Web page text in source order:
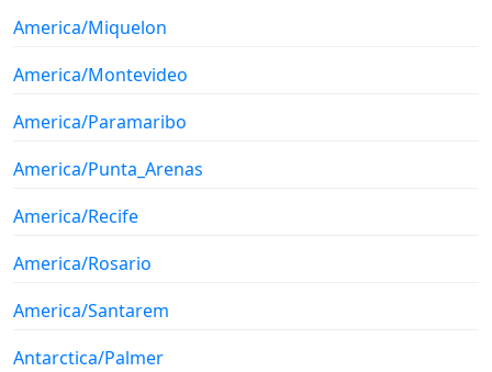
America/Miquelon
America/Montevideo
America/Paramaribo
America/Punta_Arenas
America/Recife
America/Rosario
America/Santarem
Antarctica/Palmer